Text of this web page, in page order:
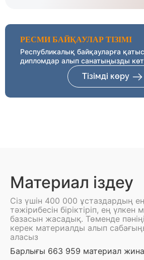
РЕСМИ БАЙҚАУЛАР ТІЗІМІ
Республикалық байқауларға
дипломдар алып санатыңызды
Тізімді көру
Материал іздеу
Сіз үшін 400 000 ұстаздардың
тәжірибесін біріктіріп, ең үлкен
базасын жасадық. Төменде
керек материалды алып
аласыз
Барлығы 663 959 материал